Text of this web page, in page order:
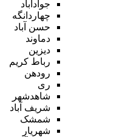
جوادآباد
چهاردانگه
حسن آباد
دماوند
دیزین
رباط کریم
رودهن
ری
شاهدشهر
شریف آباد
شمشک
شهریار